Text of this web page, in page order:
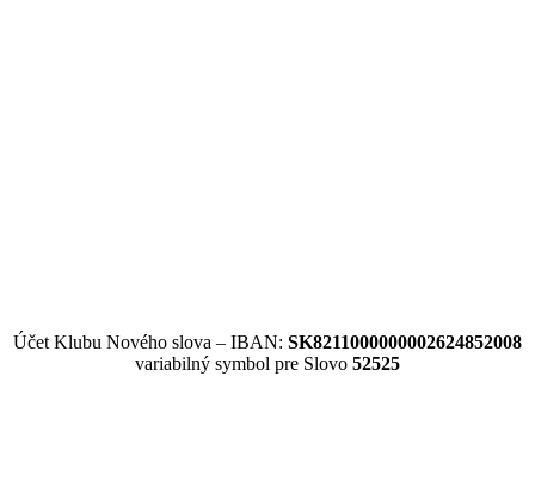
Účet Klubu Nového slova – IBAN: SK8211000000002624852008
variabilný symbol pre Slovo 52525